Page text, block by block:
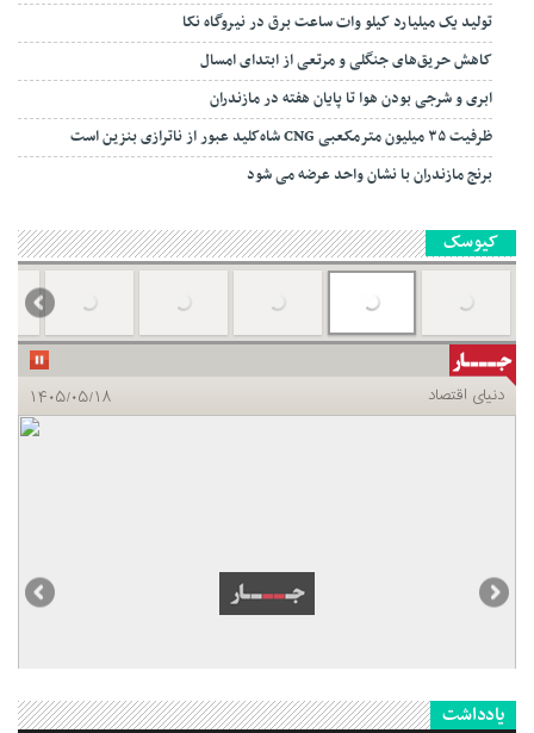
تولید یک میلیارد کیلو وات ساعت برق در نیروگاه نکا
کاهش حریق‌های جنگلی و مرتعی از ابتدای امسال
ابری و شرجی بودن هوا تا پایان هفته در مازندران
ظرفیت ۳۵ میلیون مترمکعبی CNG شاه‌کلید عبور از ناترازی بنزین است
برنج مازندران با نشان واحد عرضه می شود
کیوسک
یادداشت